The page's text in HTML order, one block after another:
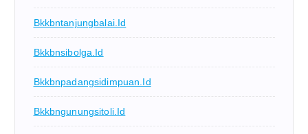
Bkkbntanjungbalai.id
Bkkbnsibolga.id
Bkkbnpadangsidimpuan.id
Bkkbngunungsitoli.id